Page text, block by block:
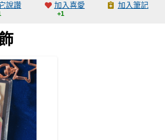
說讚 加入喜愛
+1
加入筆記